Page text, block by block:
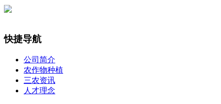
快捷导航
公司简介
农作物种植
三农资讯
人才理念